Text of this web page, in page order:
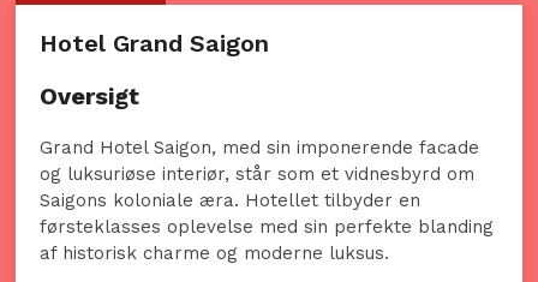
Hotel Grand Saigon
Oversigt
Grand Hotel Saigon, med sin imponerende facade
og luksuriøse interiør, står som et vidnesbyrd om
Saigons koloniale æra. Hotellet tilbyder en
førsteklasses oplevelse med sin perfekte blanding
af historisk charme og moderne luksus.